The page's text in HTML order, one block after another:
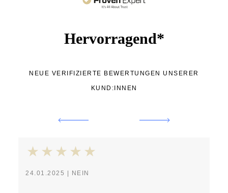
Hervorragend*
NEUE VERIFIZIERTE BEWERTUNGEN UNSERER
KUND:INNEN
24.01.2025 | NEIN